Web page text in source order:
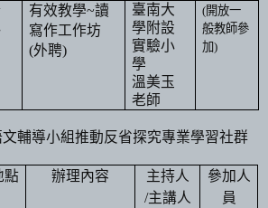
有效教學~讀
寫作工作坊
(外聘)
臺南大
學附設
實驗小
學
溫美玉
老師
(開放一
般教師參
加)
輔導小組推動反省探究專業學習社群
點 辦理內容
主持人
/主講人
參加人
員